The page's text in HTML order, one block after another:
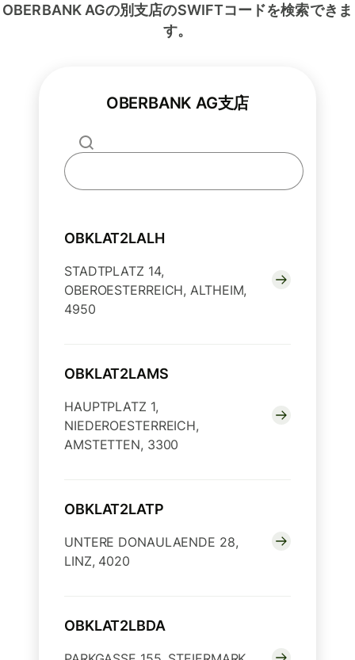
OBERBANK AGの別支店のSWIFTコードを検索できま
す。
OBERBANK AG支店
OBKLAT2LALH
STADTPLATZ 14,
OBEROESTERREICH, ALTHEIM,
4950
OBKLAT2LAMS
HAUPTPLATZ 1,
NIEDEROESTERREICH,
AMSTETTEN, 3300
OBKLAT2LATP
UNTERE DONAULAENDE 28,
LINZ, 4020
OBKLAT2LBDA